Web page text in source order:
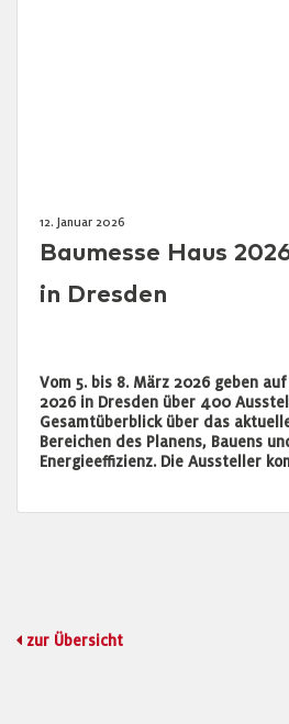
12. Januar 2026
Baumesse Haus
in Dresden
Vom 5. bis 8. März 2026 geben
2026 in Dresden über 400
Gesamtüberblick über das
Bereichen des Planens, Bauens
Energieeffizienz. Die Aussteller
zur Übersicht